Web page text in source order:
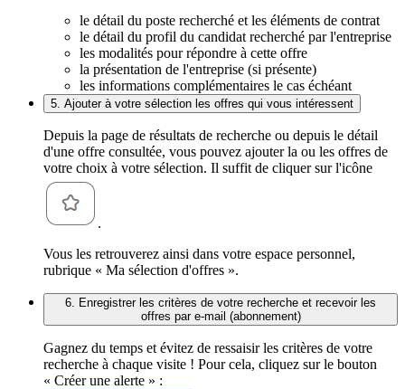
le détail du poste recherché et les éléments de contrat
le détail du profil du candidat recherché par l'entreprise
les modalités pour répondre à cette offre
la présentation de l'entreprise (si présente)
les informations complémentaires le cas échéant
5. Ajouter à votre sélection les offres qui vous intéressent
Depuis la page de résultats de recherche ou depuis le détail
d'une offre consultée, vous pouvez ajouter la ou les offres de
votre choix à votre sélection. Il suffit de cliquer sur l'icône
.
Vous les retrouverez ainsi dans votre espace personnel,
rubrique « Ma sélection d'offres ».
6. Enregistrer les critères de votre recherche et recevoir les
offres par e-mail (abonnement)
Gagnez du temps et évitez de ressaisir les critères de votre
recherche à chaque visite ! Pour cela, cliquez sur le bouton
« Créer une alerte » :